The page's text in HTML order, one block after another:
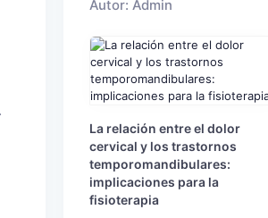
Autor: Admin
La relación entre el dolor
cervical y los trastornos
temporomandibulares:
implicaciones para la
fisioterapia